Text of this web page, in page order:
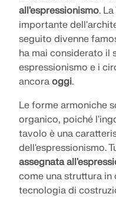
all'espressionismo.
importante
seguito divenne
ha mai considerato il
espressionismo e i
ancora oggi.
Le forme armoniche
organico, poiché
tavolo è una
dell'espressionismo.
assegnata
come una struttura in
tecnologia di